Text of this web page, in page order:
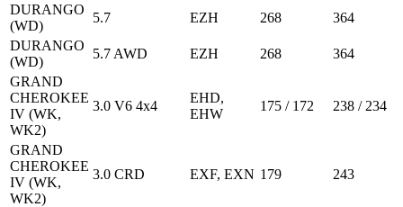
DURANGO
(WD)
5.7 EZH 268
364
DURANGO
(WD)
5.7 AWD EZH 268
364
GRAND
CHEROKEE
IV (WK,
WK2)
3.0 V6 4x4
EHD,
EHW
175 / 172 238 / 234
GRAND
CHEROKEE
IV (WK,
WK2)
3.0 CRD EXF, EXN 179 243